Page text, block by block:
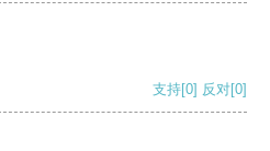
支持[0] 反对[0]